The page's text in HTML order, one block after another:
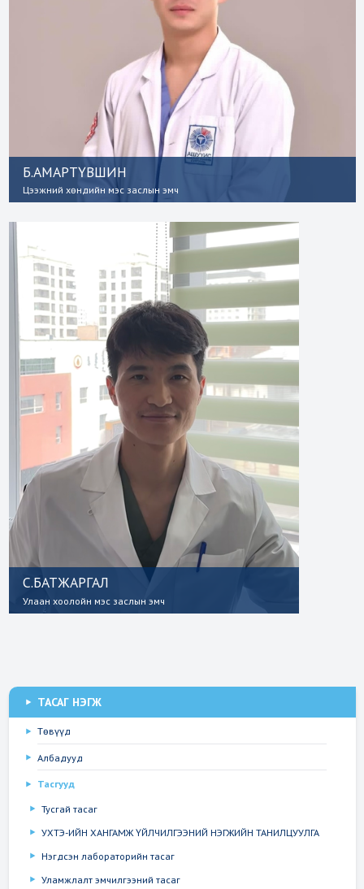
Б.АМАРТҮВШИН
Цээжний хөндийн мэс заслын эмч
С.БАТЖАРГАЛ
Улаан хоолойн мэс заслын эмч
ТАСАГ НЭГЖ
Төвүүд
Албадууд
Тасгууд
Тусгай тасаг
УХТЭ-ИЙН ХАНГАМЖ ҮЙЛЧИЛГЭЭНИЙ НЭГЖИЙН ТАНИЛЦУУЛГА
Нэгдсэн лабораторийн тасаг
Уламжлалт эмчилгээний тасаг